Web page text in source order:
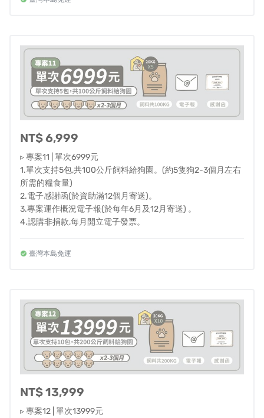
＞參考成犬每日建議約200~300克即每月約6~9公斤可飽
＞成犬體重以15~20公斤基準，再依照每日建議量做推算。
本專案提供兩種模式做選擇
每個月提供一定數量的糧食給予有需要的狗園(包括公立收
容中心及⺠間單位)，並且在資助第12個月寄送電子感謝
函。除此之外，每年6月及12月將寄送專案運作概況電子
報，告知資助者計畫的運作狀況及糧食投遞紀錄！
2.每月訂閱-與浪共食 方案
與浪共食的初衷是希望浪浪與家裡的毛孩都可以享用到一
樣優質的糧食。故本方案除了同步每月支持狗園的內容以
NT$ 6,999
▹ 專案11 | 單次6999元
1.單次支持5包,共100公斤飼料給狗園。(約5隻狗2-3個月左右
所需的糧食量)
2.電子感謝函(於資助滿12個月寄送)。
3.專案運作概況電子報(於每年6月及12月寄送) 。
4.認購非捐款,每月開立電子發票。
臺灣本島免運
NT$ 13,999
▹ 專案12 | 單次13999元